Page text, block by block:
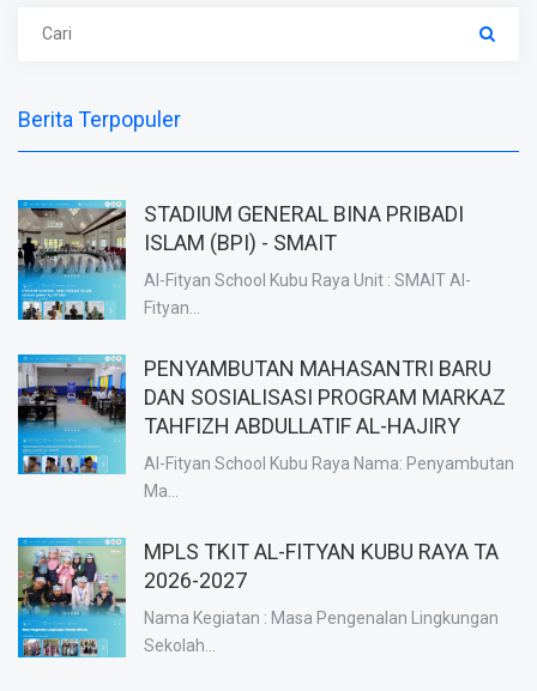
Berita Terpopuler
STADIUM GENERAL BINA PRIBADI
ISLAM (BPI) - SMAIT
Al-Fityan School Kubu Raya Unit : SMAIT Al-
Fityan...
PENYAMBUTAN MAHASANTRI BARU
DAN SOSIALISASI PROGRAM MARKAZ
TAHFIZH ABDULLATIF AL-HAJIRY
Al-Fityan School Kubu Raya Nama: Penyambutan
Ma...
MPLS TKIT AL-FITYAN KUBU RAYA TA
2026-2027
Nama Kegiatan : Masa Pengenalan Lingkungan
Sekolah...